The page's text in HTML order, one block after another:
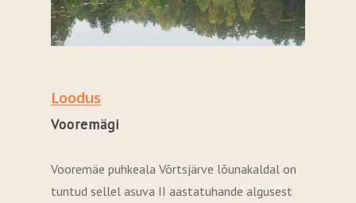
Loodus
Vooremägi
Vooremäe puhkeala Võrtsjärve lõunakaldal on
tuntud sellel asuva II aastatuhande algusest